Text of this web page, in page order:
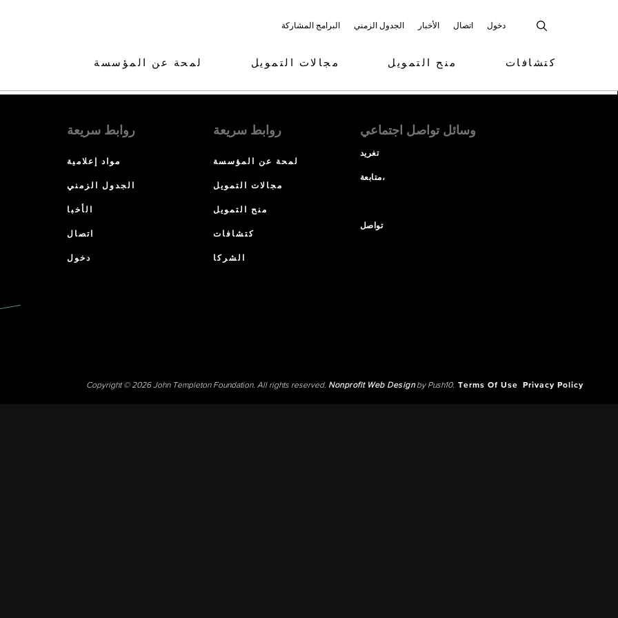
البرامج المشاركة الجدول الزمني الأخبار اتصال دخول
لمحة عن المؤسسة مجالات التمويل منح التمويل كتشافات
روابط سريعة
مواد إعلامية
الجدول الزمني
الأخبا
اتصال
دخول
روابط سريعة
لمحة عن المؤسسة
مجالات التمويل
منح التمويل
كتشافات
الشركا
وسائل تواصل اجتماعي
تغريد
متابعة،
تواصل
Copyright © 2026 John Templeton Foundation. All rights reserved. Nonprofit Web Designby Push10. Terms Of Use Privacy Policy